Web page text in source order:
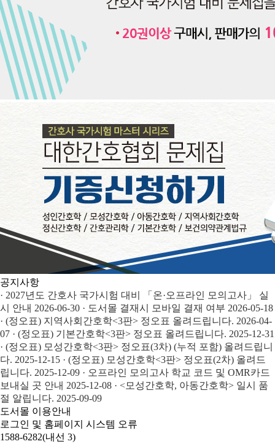
공지사항
· 2027년도 간호사 국가시험 대비 「온·오프라인 모의고사」 실
시 안내 2026-06-30 · 도서몰 결재시 모바일 결재 여부 2026-05-18
· (정오표) 지역사회간호학<3판> 정오표 올려드립니다. 2026-04-
07 · (정오표) 기본간호학<3판> 정오표 올려드립니다. 2025-12-31
· (정오표) 모성간호학<3판> 정오표(3차) (누적 포함) 올려드립니
다. 2025-12-15 · (정오표) 모성간호학<3판> 정오표(2차) 올려드
립니다. 2025-12-09 · 오프라인 모의고사 학교 코드 및 OMR카드
보내실 곳 안내 2025-12-08 · <모성간호학, 아동간호학> 일시 품
절 알립니다. 2025-09-09
도서몰 이용안내
로그인 및 홈페이지 시스템 오류
1588-6282(내선 3)